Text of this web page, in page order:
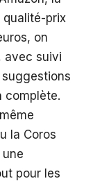
qualité-prix
on
avec suivi
complète.
la Coros
pour les